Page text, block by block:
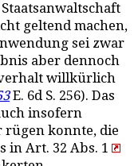
geltend machen,
sei zwar
aber dennoch
willkürlich
E. 6d S. 256). Das
insofern
rügen konnte, die
in Art. 32 Abs. 1